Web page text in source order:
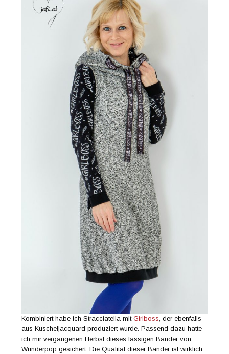
Kombiniert habe ich Stracciatella mitGirlboss, der ebenfalls
aus Kuscheljacquard produziert wurde. Passend dazu hatte
ich mir vergangenen Herbst dieses lässigen Bänder von
Wunderpop gesichert. Die Qualität dieser Bänder ist wirklich